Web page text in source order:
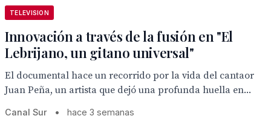
TELEVISION
Innovación a través de la fusión en "El
Lebrijano, un gitano universal"
El documental hace un recorrido por la vida del cantaor
Juan Peña, un artista que dejó una profunda huella en...
Canal Sur • hace 3 semanas